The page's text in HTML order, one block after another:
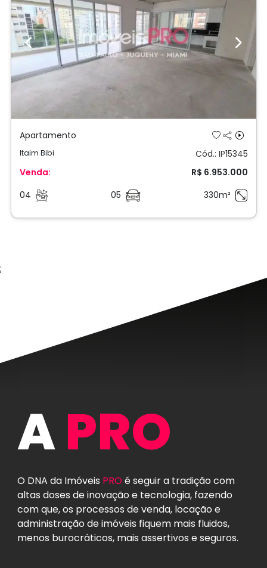
Previous Next
Apartamento
Itaim Bibi
Cód.: IP15345
Venda:
R$ 6.953.000
04
05 330m²
;
APRO
O DNA da Imóveis PRO é seguir a tradição com
altas doses de inovação e tecnologia, fazendo
com que, os processos de venda, locação e
administração de imóveis fiquem mais fluidos,
menos burocráticos, mais assertivos e seguros.